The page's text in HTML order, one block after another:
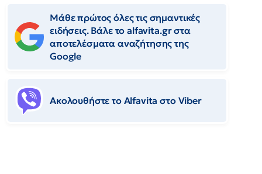
Μάθε πρώτος όλες τις σημαντικές
ειδήσεις. Βάλε το alfavita.gr στα
αποτελέσματα αναζήτησης της
Google
Ακολουθήστε το Αlfavita στο Viber